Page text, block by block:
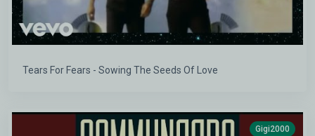
Tears For Fears - Sowing The Seeds Of Love
Gigi2000